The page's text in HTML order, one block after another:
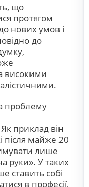
що
протягом
нових умов і
до
високими
проблему
приклад він
після майже 20
лише
руки». У таких
ставить собі
в професії,